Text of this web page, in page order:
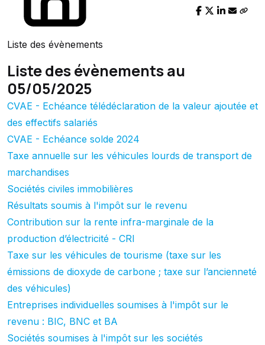
Liste des évènements
Liste des évènements au
05/05/2025
CVAE - Echéance télédéclaration de la valeur ajoutée et
des effectifs salariés
CVAE - Echéance solde 2024
Taxe annuelle sur les véhicules lourds de transport de
marchandises
Sociétés civiles immobilières
Résultats soumis à l'impôt sur le revenu
Contribution sur la rente infra-marginale de la
production d’électricité - CRI
Taxe sur les véhicules de tourisme (taxe sur les
émissions de dioxyde de carbone ; taxe sur l’ancienneté
des véhicules)
Entreprises individuelles soumises à l'impôt sur le
revenu : BIC, BNC et BA
Sociétés soumises à l'impôt sur les sociétés